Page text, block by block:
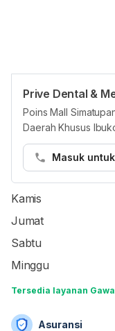
Prive Dental &
Poins Mall
Daerah Khusus
Masuk
Jam reguler
Senin
Selasa
Kamis
Jumat
Sabtu
Minggu
Tersedia layanan
Asuransi